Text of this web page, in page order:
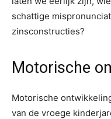
schattige
zinsconstructies?
Motorische
Motorische
van de vroege